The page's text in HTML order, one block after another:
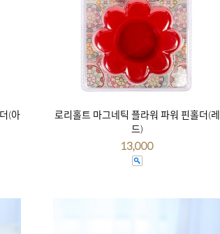
(아
로리홀트 마그네틱 플라워 파워 핀홀더(레
드)
13,000